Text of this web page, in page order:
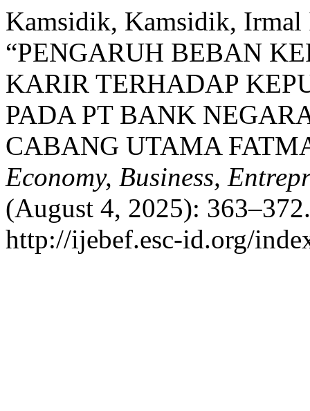
Kamsidik, Kamsidik,
“PENGARUH BEBAN
KARIR TERHADAP
PADA PT BANK
CABANG UTAMA
Economy, Business,
(August 4, 2025):
http://ijebef.esc-id.org/